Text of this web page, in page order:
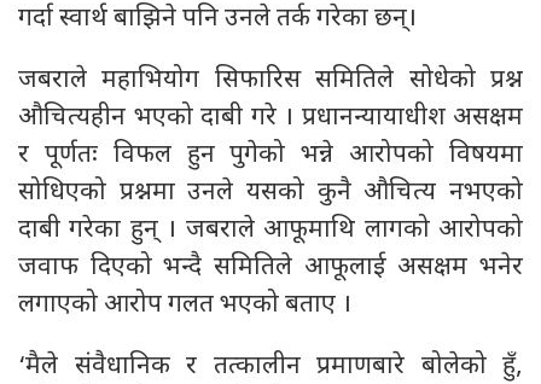
गर्दा स्वार्थ बाझिने पनि उनले तर्क गरेका छन्।
जबराले महाभियोग सिफारिस समितिले सोधेको प्रश्न
औचित्यहीन भएको दाबी गरे । प्रधानन्यायाधीश असक्षम
र पूर्णतः विफल हुन पुगेको भन्ने आरोपको विषयमा
सोधिएको प्रश्नमा उनले यसको कुनै औचित्य नभएको
दाबी गरेका हुन् । जबराले आफूमाथि लागको आरोपको
जवाफ दिएको भन्दै समितिले आफूलाई असक्षम भनेर
लगाएको आरोप गलत भएको बताए ।
‘मैले संवैधानिक र तत्कालीन प्रमाणबारे बोलेको हुँ,